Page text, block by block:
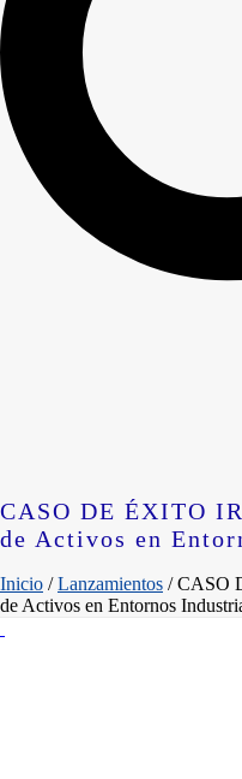
CASO DE ÉXITO
de Activos en
Inicio /Lanzamientos / CASO
de Activos en Entornos